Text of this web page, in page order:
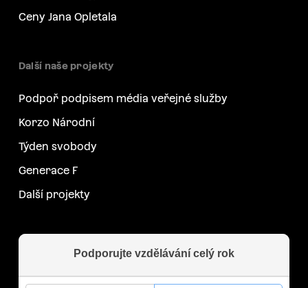
Ceny Jana Opletala
Další naše projekty
Podpoř podpisem média veřejné služby
Korzo Národní
Týden svobody
Generace F
Další projekty